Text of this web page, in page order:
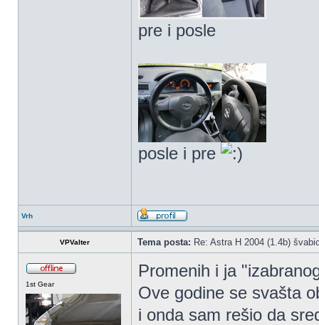
pre i posle
posle i pre
Vrh
VPValter Tema posta: Re: Astra H 2004 (1.4b)
1st Gear
Promenih i ja
Ove godine se svašta
i onda sam rešio da